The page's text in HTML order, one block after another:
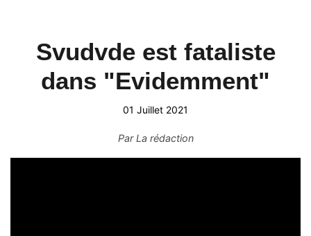
Svudvde est fataliste
dans "Evidemment"
01 Juillet 2021
ParLa rédaction